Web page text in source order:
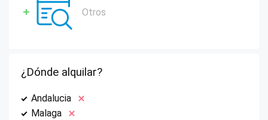
Otros
¿Dónde alquilar?
Andalucia
Malaga